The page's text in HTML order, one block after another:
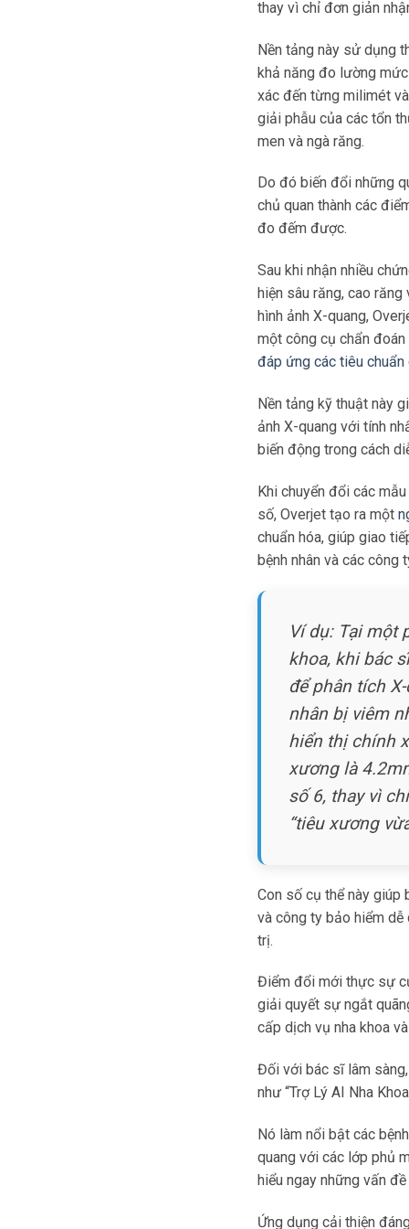
5.7 Dentrix (Smart
Có thể bạn quan tâm
6.1 Nguyễn Xuân
Liên hệ
7.2 Giờ làm việc
7.3 E-mail
7.4 Phone
Tư vấn
thay vì chỉ đơn giản
Nền tảng này sử dụng
khả năng đo lường
xác đến từng milimét
giải phẫu của các tổn
men và ngà răng.
Do đó biến đổi những
chủ quan thành các
đo đếm được.
Sau khi nhận nhiều
hiện sâu răng, cao
hình ảnh X-quang,
một công cụ chẩn
đáp ứng các tiêu
Nền tảng kỹ thuật này
ảnh X-quang với tính
biến động trong cách
Khi chuyển đổi các
số, Overjet tạo ra một
chuẩn hóa, giúp giao
bệnh nhân và các công
Ví dụ: Tại một
khoa, khi bác
để phân tích
nhân bị viêm
hiển thị chính
xương là
số 6, thay vì
“tiêu xương
Con số cụ thể này giúp
và công ty bảo hiểm
trị.
Điểm đổi mới thực sự
giải quyết sự ngắt
cấp dịch vụ nha khoa
Đối với bác sĩ lâm
như “Trợ Lý AI Nha
Nó làm nổi bật các
quang với các lớp phủ
hiểu ngay những vấn
Ứng dụng cải thiện